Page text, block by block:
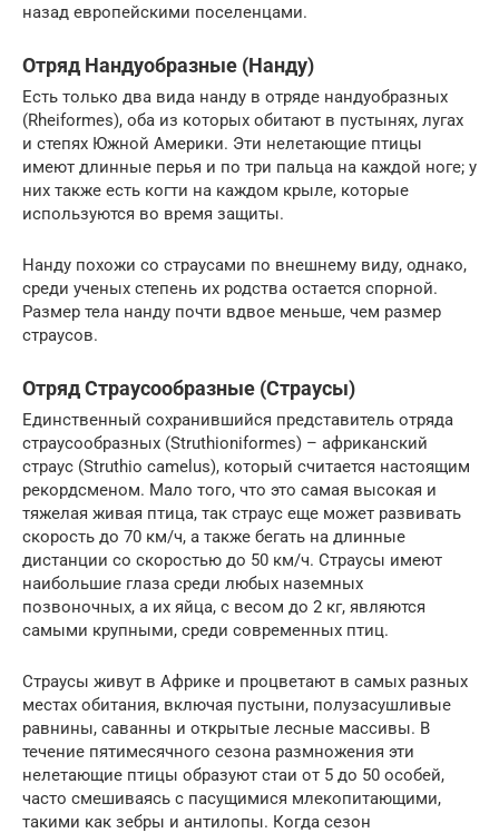
назад европейскими поселенцами.
Отряд Нандуобразные (Нанду)
Есть только два вида нанду в отряде нандуобразных
(Rheiformes), оба из которых обитают в пустынях, лугах
и степях Южной Америки. Эти нелетающие птицы
имеют длинные перья и по три пальца на каждой ноге; у
них также есть когти на каждом крыле, которые
используются во время защиты.
Нанду похожи со страусами по внешнему виду, однако,
среди ученых степень их родства остается спорной.
Размер тела нанду почти вдвое меньше, чем размер
страусов.
Отряд Страусообразные (Страусы)
Единственный сохранившийся представитель отряда
страусообразных (Struthioniformes) – африканский
страус (Struthio camelus), который считается настоящим
рекордсменом. Мало того, что это самая высокая и
тяжелая живая птица, так страус еще может развивать
скорость до 70 км/ч, а также бегать на длинные
дистанции со скоростью до 50 км/ч. Страусы имеют
наибольшие глаза среди любых наземных
позвоночных, а их яйца, с весом до 2 кг, являются
самыми крупными, среди современных птиц.
Страусы живут в Африке и процветают в самых разных
местах обитания, включая пустыни, полузасушливые
равнины, саванны и открытые лесные массивы. В
течение пятимесячного сезона размножения эти
нелетающие птицы образуют стаи от 5 до 50 особей,
часто смешиваясь с пасущимися млекопитающими,
такими как зебры и антилопы. Когда сезон